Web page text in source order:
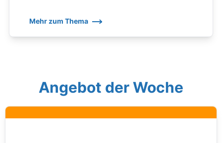
Mehr zum Thema
Angebot der Woche